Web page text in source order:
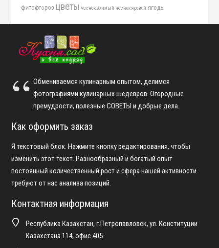
фитофтороз цветы чеснок озимый чеснок яровой ягоды
Обмениваемся кулинарным опытом, делимся
фотографиями кулинарных шедевров. Огородные
премудрости, полезные СОВЕТЫ и добрые дела.
Как оформить заказ
Я текстовый блок. Нажмите кнопку редактирования, чтобы
изменить этот текст. Разнообразный и богатый опыт
постоянный количественный рост и сфера нашей активности
требуют от нас анализа позиций.
Контактная информация
Республика Казахстан, г.Петропавловск, ул. Конституции
Казахстана 114, офис 405